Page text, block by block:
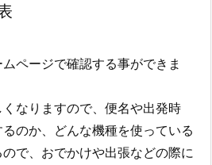
ページで確認する事ができま
なりますので、便名や出発時
のか、どんな機種を使っている
で、おでかけや出張などの際に